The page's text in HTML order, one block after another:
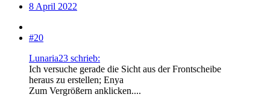
8 April 2022
#20
Lunaria23 schrieb:
Ich versuche gerade die Sicht aus der Frontscheibe
heraus zu erstellen; Enya
Zum Vergrößern anklicken....